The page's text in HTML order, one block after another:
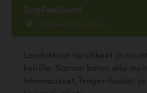
DogFeelGood
Hämeentie 5, Forssa
Laadukkaat tarvikkeet ja
koirille. Saman katon alla
trimmaukset, Trager-hoidot